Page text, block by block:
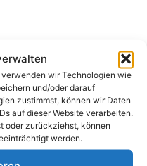
wir Technologien wie
und/oder darauf
zustimmst, können wir Daten
auf dieser Website verarbeiten.
oder zurückziehst, können
werden.